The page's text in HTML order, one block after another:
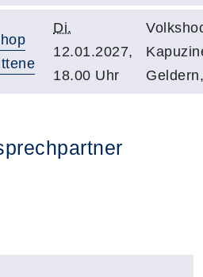
Di.
12.01.2027,
18.00 Uhr